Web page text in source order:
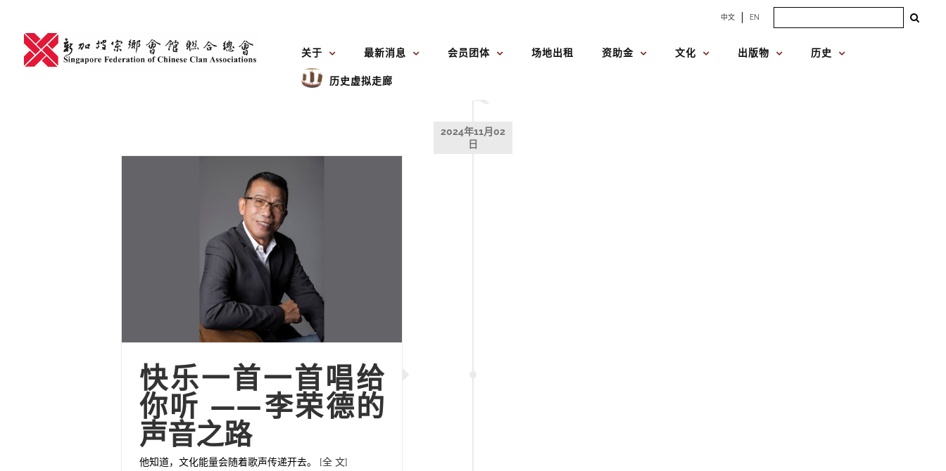
content
中文 EN
关于
最新消息 会员团体 场地出租 资助金 文化 出版物 历史
历史虚拟走廊
2024年11月02
日
快乐一首一首唱给
你听 ——李荣德的
声音之路
他知道，文化能量会随着歌声传递开去。 [全 文]